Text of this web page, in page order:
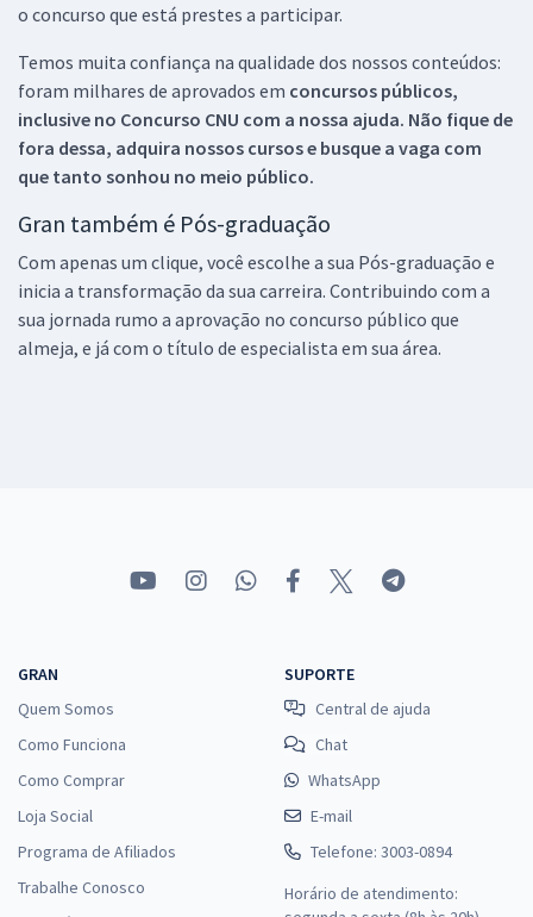
o concurso que está prestes a participar.
Temos muita confiança na qualidade dos nossos conteúdos:
foram milhares de aprovados em concursos públicos,
inclusive no Concurso CNU com a nossa ajuda. Não fique de
fora dessa, adquira nossos cursos e busque a vaga com
que tanto sonhou no meio público.
Gran também é Pós-graduação
Com apenas um clique, você escolhe a sua Pós-graduação e
inicia a transformação da sua carreira. Contribuindo com a
sua jornada rumo a aprovação no concurso público que
almeja, e já com o título de especialista em sua área.
GRAN
Quem Somos
Como Funciona
Como Comprar
Loja Social
Programa de Afiliados
Trabalhe Conosco
SUPORTE
Central de ajuda
Chat
WhatsApp
E-mail
Telefone: 3003-0894
Horário de atendimento: